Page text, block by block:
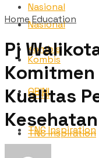
Nasional
Kombis
OPINI
TNC Inspiration
Nasional
Kombis
OPINI
TNC Inspiration
HomeEducation
Pj
Kualitas
Kesehatan